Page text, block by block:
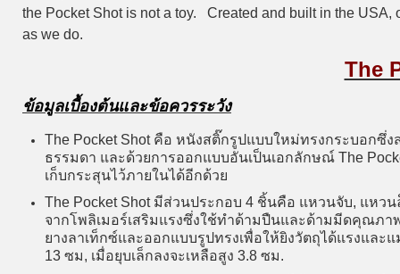
the Pocket Shot is not a toy. Created and built in the
as we do.
The
ข้อมูลเบื้องต้นและข้อควรระวัง
The Pocket Shot คือ หนังสติ๊กรูปแบบใหม่ทรงกระบอกซึ่
ธรรมดา และด้วยการออกแบบอันเป็นเอกลักษณ์ The
เก็บกระสุนไว้ภายในได้อีกด้วย
The Pocket Shot มีส่วนประกอบ 4 ชิ้นคือ แหวนจับ, แหว
จากโพลิเมอร์เสริมแรงซึ่งใช้ทำด้ามปืนและด้ามมีดคุณภา
ยางลาเท็กซ์และออกแบบรูปทรงเพื่อให้ยิงวัตถุได้แรงแล
13 ซม, เมื่อยุบเล็กลงจะเหลือสูง 3.8 ซม.